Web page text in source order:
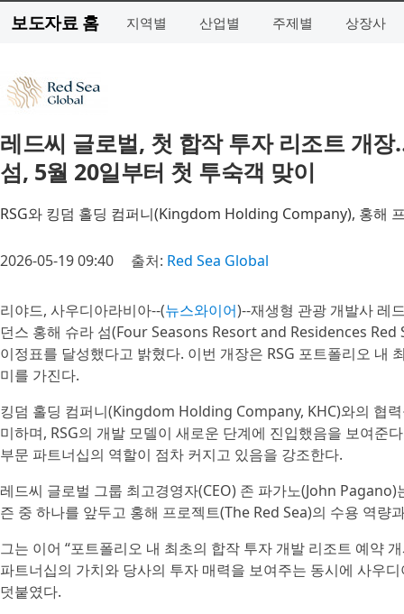
보도자료 홈 지역별 산업별 주제별 상장사
레드씨 글로벌, 첫 합작 투자 리조트 개
섬, 5월 20일부터 첫 투숙객 맞이
RSG와 킹덤 홀딩 컴퍼니(Kingdom Holding Company), 홍해
2026-05-19 09:40 출처: Red Sea Global
리야드, 사우디아라비아--(뉴스와이어)--재생형 관광 개발사 레
던스 홍해 슈라 섬(Four Seasons Resort and Residences
이정표를 달성했다고 밝혔다. 이번 개장은 RSG 포트폴리오 내
미를 가진다.
킹덤 홀딩 컴퍼니(Kingdom Holding Company, KHC)와의 협
미하며, RSG의 개발 모델이 새로운 단계에 진입했음을 보여준
부문 파트너십의 역할이 점차 커지고 있음을 강조한다.
레드씨 글로벌 그룹 최고경영자(CEO) 존 파가노(John
즌 중 하나를 앞두고 홍해 프로젝트(The Red Sea)의 수용 역량
그는 이어 “포트폴리오 내 최초의 합작 투자 개발 리조트 예약
파트너십의 가치와 당사의 투자 매력을 보여주는 동시에 사우
덧붙였다.